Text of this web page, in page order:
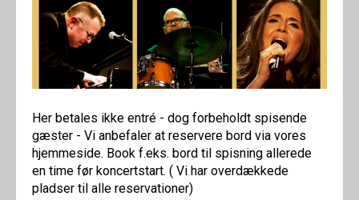
Her betales ikke entré - dog forbeholdt spisende
gæster - Vi anbefaler at reservere bord via vores
hjemmeside. Book f.eks. bord til spisning allerede
en time før koncertstart. ( Vi har overdækkede
pladser til alle reservationer)